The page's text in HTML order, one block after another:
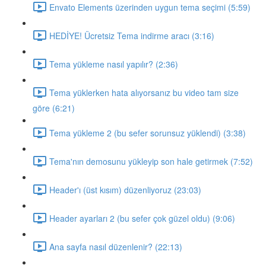
Envato Elements üzerinden uygun tema seçimi (5:59)
HEDİYE! Ücretsiz Tema indirme aracı (3:16)
Tema yükleme nasıl yapılır? (2:36)
Tema yüklerken hata alıyorsanız bu video tam size
göre (6:21)
Tema yükleme 2 (bu sefer sorunsuz yüklendi) (3:38)
Tema'nın demosunu yükleyip son hale getirmek (7:52)
Header'ı (üst kısım) düzenliyoruz (23:03)
Header ayarları 2 (bu sefer çok güzel oldu) (9:06)
Ana sayfa nasıl düzenlenir? (22:13)